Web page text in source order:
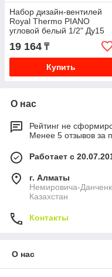
Набор дизайн-вентилей
Royal Thermo PIANO
угловой белый 1/2" Ду15
19 164 ₸
Купить
О нас
Рейтинг не
Менее 5 отзывов за
Работает с
г. Алматы
Немировича-
Казахстан
Контакты
О нас